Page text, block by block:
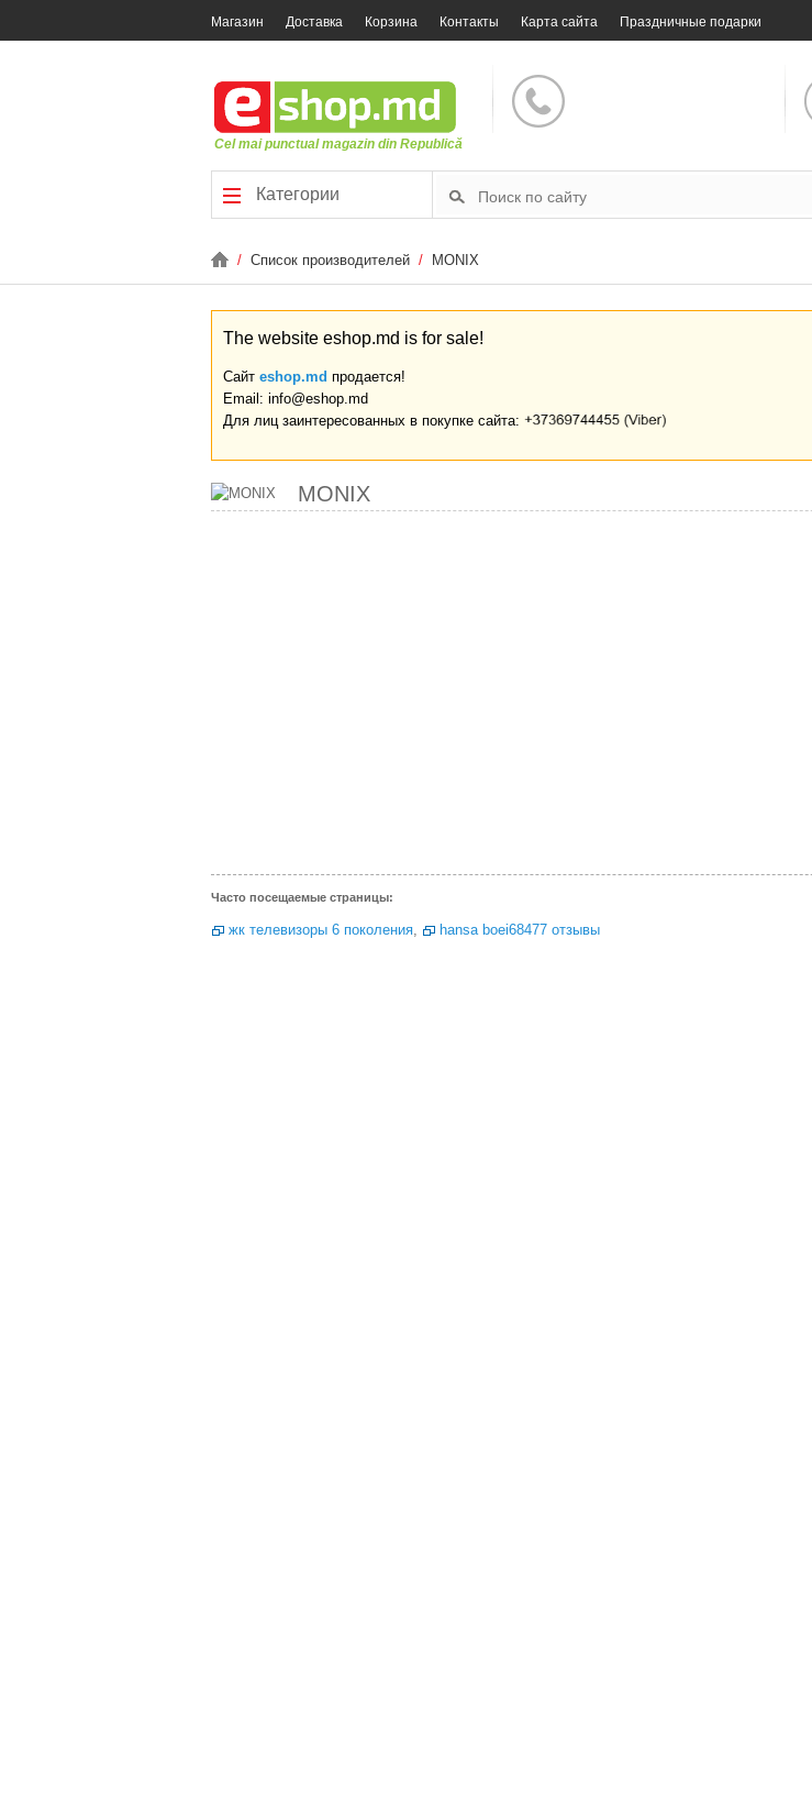
Магазин Доставка Корзина Контакты Карта сайта Праздничные подарки
Cel mai punctual magazin din Republică
Категории
/ Список производителей / MONIX
The website eshop.md is for sale!
Сайт eshop.md продается!
Email: info@eshop.md
Для лиц заинтересованных в покупке сайта:
MONIX
Часто посещаемые страницы:
жк телевизоры 6 поколения, hansa boei68477 отзывы